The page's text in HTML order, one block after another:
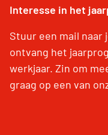
Interesse in het
Stuur een mail naar
ontvang het
werkjaar. Zin om
graag op een van